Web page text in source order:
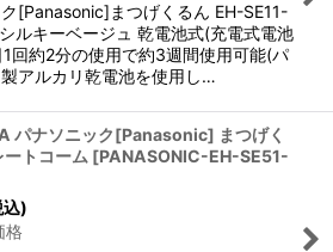
[Panasonic]まつげくるん EH-SE11-
ルキーベージュ 乾電池式(充電式電池
回約2分の使用で約3週間使用可能(パ
アルカリ乾電池を使用し…
パナソニック[Panasonic] まつげく
ートコーム [PANASONIC-EH-SE51-
込)
格